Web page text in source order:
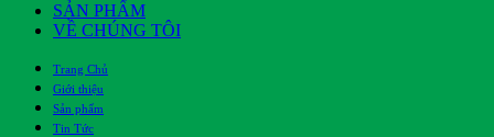
SẢN PHẨM
VỀ CHÚNG TÔI
Trang Chủ
Giới thiệu
Sản phẩm
Tin Tức